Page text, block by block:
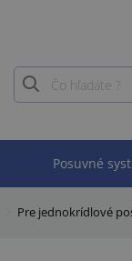
Posuvné
Pre jednokrídlové